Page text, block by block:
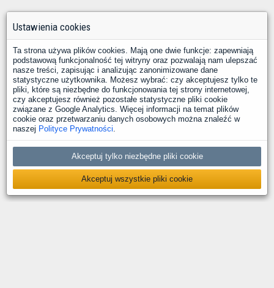
Ustawienia cookies
Ta strona używa plików cookies. Mają one dwie funkcje: zapewniają
podstawową funkcjonalność tej witryny oraz pozwalają nam ulepszać
nasze treści, zapisując i analizując zanonimizowane dane
statystyczne użytkownika. Możesz wybrać: czy akceptujesz tylko te
pliki, które są niezbędne do funkcjonowania tej strony internetowej,
czy akceptujesz również pozostałe statystyczne pliki cookie
związane z Google Analytics. Więcej informacji na temat plików
cookie oraz przetwarzaniu danych osobowych można znaleźć w
naszej Polityce Prywatności.
Akceptuj tylko niezbędne pliki cookie
Akceptuj wszystkie pliki cookie